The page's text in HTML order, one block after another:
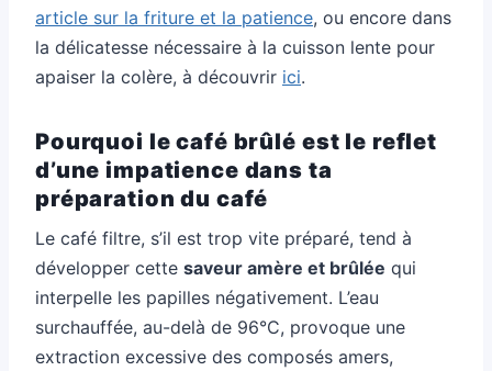
article sur la friture et la patience, ou encore dans
la délicatesse nécessaire à la cuisson lente pour
apaiser la colère, à découvrir ici.
Pourquoi le café brûlé est le reflet
d’une impatience dans ta
préparation du café
Le café filtre, s’il est trop vite préparé, tend à
développer cette saveur amère et brûlée qui
interpelle les papilles négativement. L’eau
surchauffée, au-delà de 96°C, provoque une
extraction excessive des composés amers,